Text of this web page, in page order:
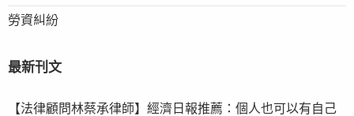
勞資糾紛
最新刊文
【法律顧問林蔡承律師】經濟日報推薦：個人也可以有自己